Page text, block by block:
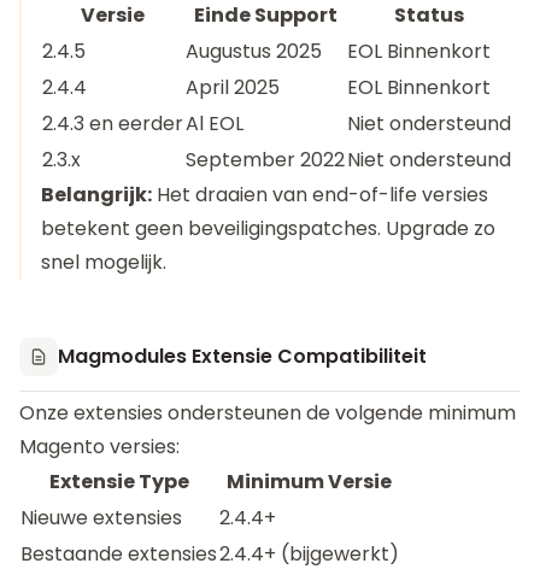
Versie
Einde Support
Status
2.4.5
Augustus 2025
EOL Binnenkort
2.4.4
April 2025
EOL Binnenkort
2.4.3 en eerderAl EOL
Niet ondersteund
2.3.x
September 2022Niet ondersteund
Belangrijk: Het draaien van end-of-life versies
betekent geen beveiligingspatches. Upgrade zo
snel mogelijk.
Magmodules Extensie Compatibiliteit
Onze extensies ondersteunen de volgende minimum
Magento versies:
Extensie Type
Minimum Versie
Nieuwe extensies
2.4.4+
Bestaande extensies2.4.4+ (bijgewerkt)